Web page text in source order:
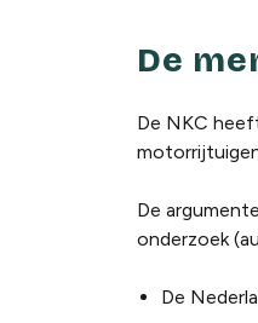
De
De NKC
De
onderzoek
De